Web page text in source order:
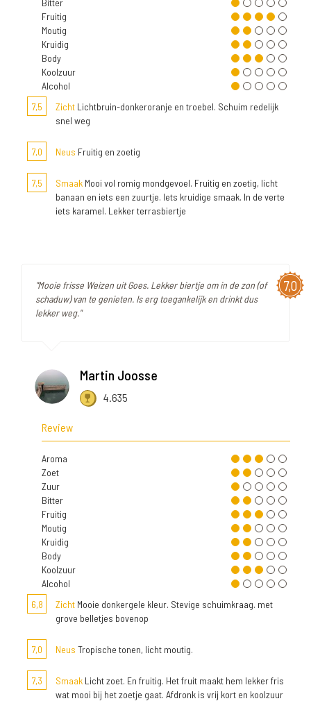
Bitter
Fruitig
Moutig
Kruidig
Body
Koolzuur
Alcohol
7,5
Zicht Lichtbruin-donkeroranje en troebel. Schuim redelijk
snel weg
7,0 Neus Fruitig en zoetig
7,5 Smaak Mooi vol romig mondgevoel. Fruitig en zoetig, licht
banaan en iets een zuurtje. Iets kruidige smaak. In de verte
iets karamel. Lekker terrasbiertje
7,0
"Mooie frisse Weizen uit Goes. Lekker biertje om in de zon (of
schaduw) van te genieten. Is erg toegankelijk en drinkt dus
lekker weg."
Martin Joosse
4.635
Review
Aroma
Zoet
Zuur
Bitter
Fruitig
Moutig
Kruidig
Body
Koolzuur
Alcohol
6,8
Zicht Mooie donkergele kleur. Stevige schuimkraag. met
grove belletjes bovenop
7,0 Neus Tropische tonen, licht moutig.
7,3 Smaak Licht zoet. En fruitig. Het fruit maakt hem lekker fris
wat mooi bij het zoetje gaat. Afdronk is vrij kort en koolzuur